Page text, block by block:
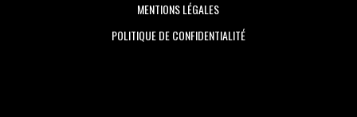
MENTIONS LÉGALES
POLITIQUE DE CONFIDENTIALITÉ